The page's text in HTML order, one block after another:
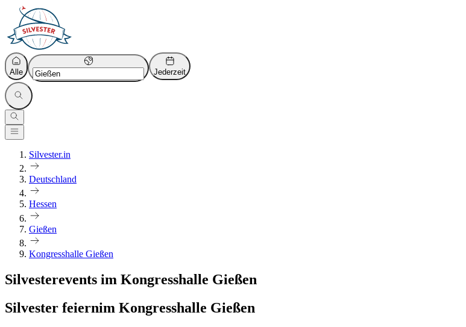
Alle Jederzeit
Silvester.in
Deutschland
Hessen
Gießen
Kongresshalle Gießen
Silvesterevents im Kongresshalle Gießen
Silvester feiernim Kongresshalle Gießen